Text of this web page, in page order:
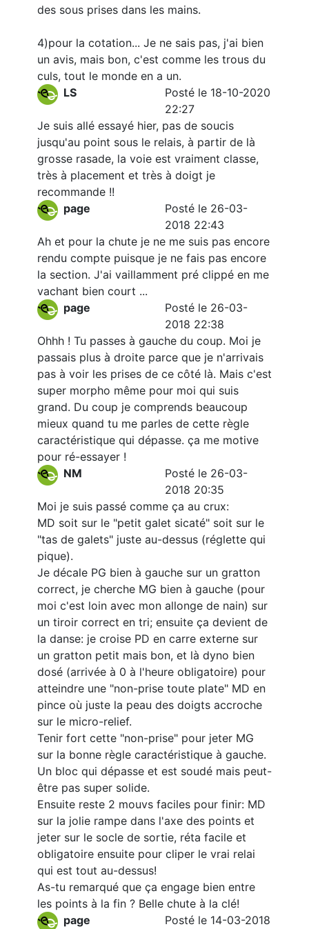
des sous prises dans les mains.
4)pour la cotation... Je ne sais pas, j'ai bien
un avis, mais bon, c'est comme les trous du
culs, tout le monde en a un.
LS
Posté le 18-10-2020
22:27
Je suis allé essayé hier, pas de soucis
jusqu'au point sous le relais, à partir de là
grosse rasade, la voie est vraiment classe,
très à placement et très à doigt je
recommande !!
page
Posté le 26-03-
2018 22:43
Ah et pour la chute je ne me suis pas encore
rendu compte puisque je ne fais pas encore
la section. J'ai vaillamment pré clippé en me
vachant bien court ...
page
Posté le 26-03-
2018 22:38
Ohhh ! Tu passes à gauche du coup. Moi je
passais plus à droite parce que je n'arrivais
pas à voir les prises de ce côté là. Mais c'est
super morpho même pour moi qui suis
grand. Du coup je comprends beaucoup
mieux quand tu me parles de cette règle
caractéristique qui dépasse. ça me motive
pour ré-essayer !
NM
Posté le 26-03-
2018 20:35
Moi je suis passé comme ça au crux:
MD soit sur le "petit galet sicaté" soit sur le
"tas de galets" juste au-dessus (réglette qui
pique).
Je décale PG bien à gauche sur un gratton
correct, je cherche MG bien à gauche (pour
moi c'est loin avec mon allonge de nain) sur
un tiroir correct en tri; ensuite ça devient de
la danse: je croise PD en carre externe sur
un gratton petit mais bon, et là dyno bien
dosé (arrivée à 0 à l'heure obligatoire) pour
atteindre une "non-prise toute plate" MD en
pince où juste la peau des doigts accroche
sur le micro-relief.
Tenir fort cette "non-prise" pour jeter MG
sur la bonne règle caractéristique à gauche.
Un bloc qui dépasse et est soudé mais peut-
être pas super solide.
Ensuite reste 2 mouvs faciles pour finir: MD
sur la jolie rampe dans l'axe des points et
jeter sur le socle de sortie, réta facile et
obligatoire ensuite pour cliper le vrai relai
qui est tout au-dessus!
As-tu remarqué que ça engage bien entre
les points à la fin ? Belle chute à la clé!
page
Posté le 14-03-2018